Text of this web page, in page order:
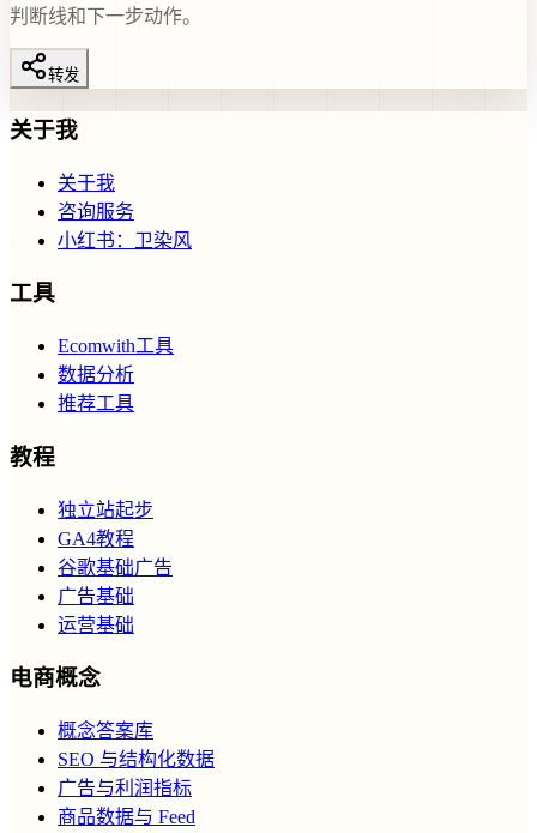
判断线和下一步动作。
转发
关于我
关于我
咨询服务
小红书：卫染风
工具
Ecomwith工具
数据分析
推荐工具
教程
独立站起步
GA4教程
谷歌基础广告
广告基础
运营基础
电商概念
概念答案库
SEO 与结构化数据
广告与利润指标
商品数据与 Feed